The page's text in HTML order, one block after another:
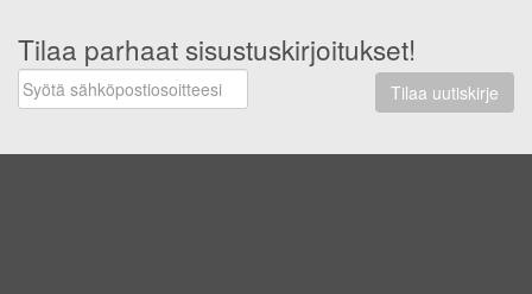
Tilaa parhaat sisustuskirjoitukset!
Tilaa uutiskirje